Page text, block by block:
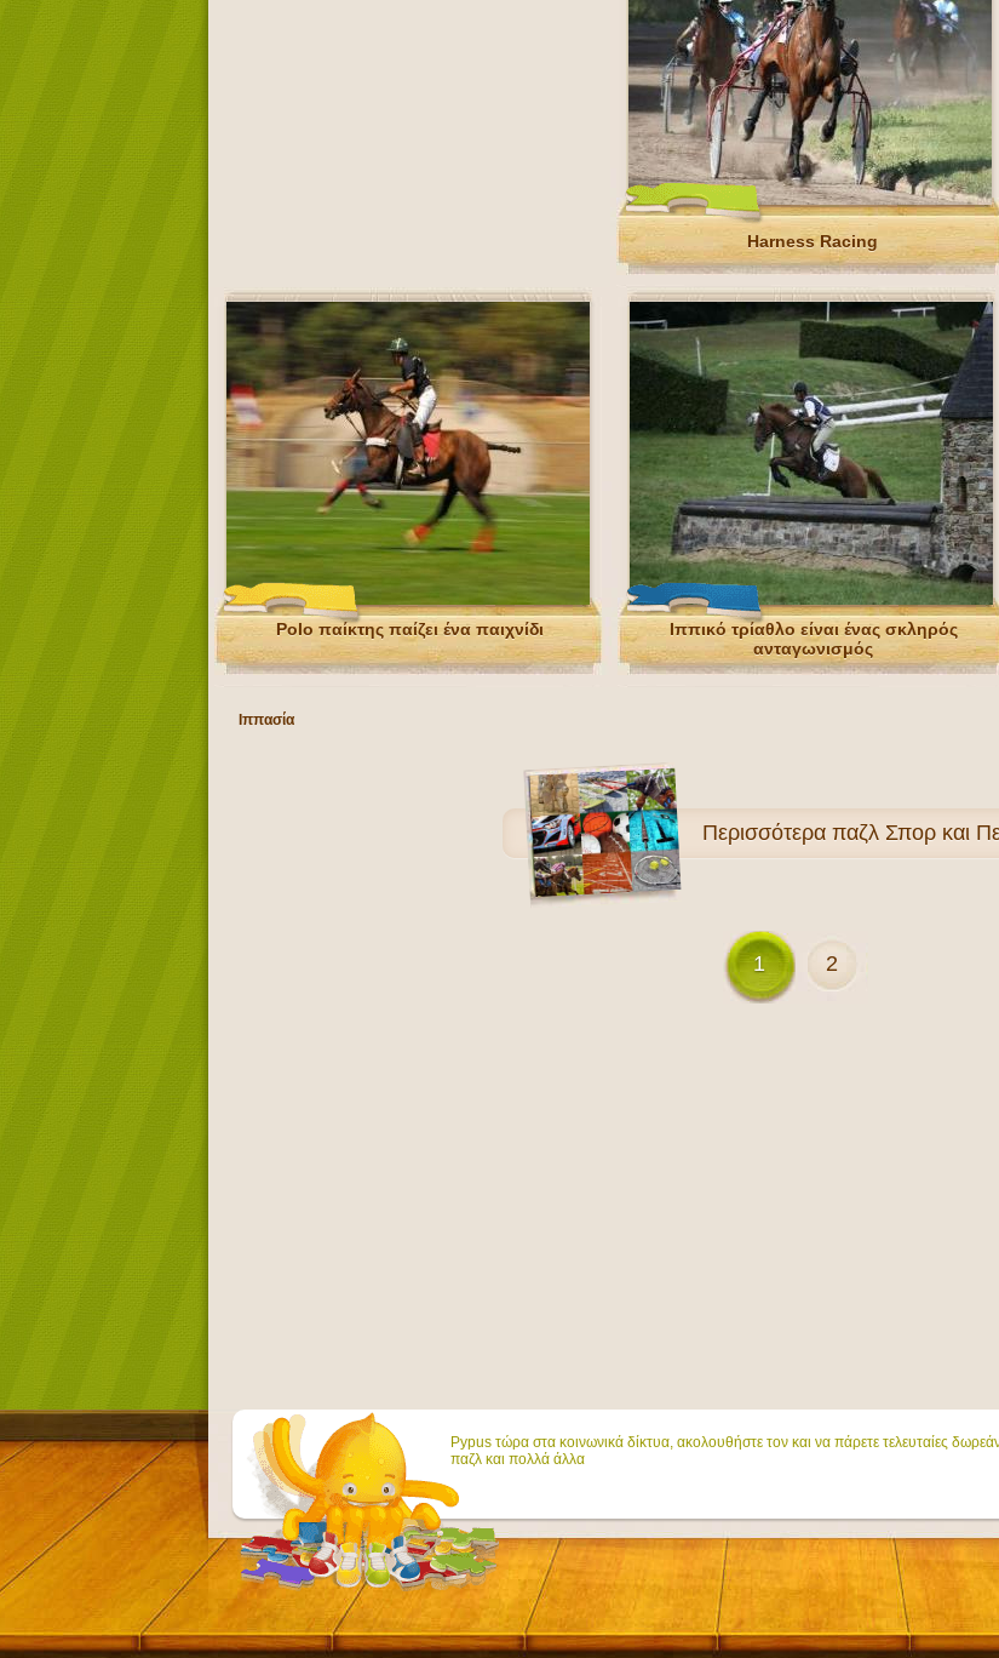
Harness Racing
Polo παίκτης παίζει ένα παιχνίδι
Ιππικό τρίαθλο είναι ένας σκληρός
ανταγωνισμός
Ιππασία
Περισσότερα παζλ Σπορ και
1 2
Pypus τώρα στα κοινωνικά δίκτυα, ακολουθήστε τον και να πάρετε τελευταίες
παζλ και πολλά άλλα